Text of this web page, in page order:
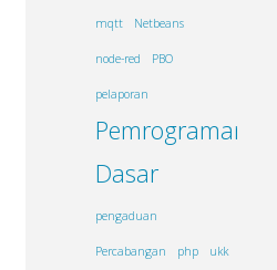
mqtt Netbeans
node-red PBO
pelaporan
Pemrograman
Dasar
pengaduan
Percabangan php ukk